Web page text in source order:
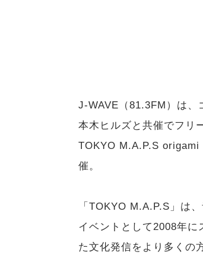
J-WAVE（81.3FM）は、
本木ヒルズと共催でフリ
TOKYO M.A.P.S origami
催。
「TOKYO M.A.P.S」は
イベントとして2008年に
た文化発信をより多くの